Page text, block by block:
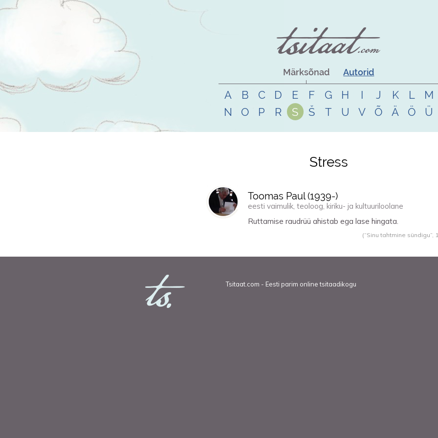
Märksõnad Autorid
A B C D E F G H I J K L
M
N
O P R S Š T U V Õ Ä Ö Ü
Stress
Toomas Paul (1939-)
eesti vaimulik, teoloog, kiriku- ja kultuuriloolane
Ruttamise raudrüü ahistab ega lase hingata.
(“Sinu tahtmine sündigu”,
Tsitaat.com - Eesti parim online tsitaadikogu